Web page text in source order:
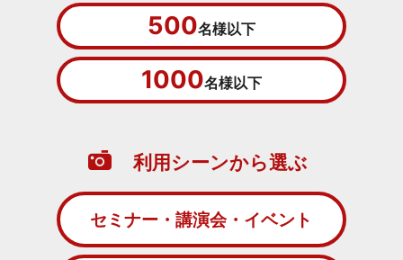
500名様以下
1000名様以下
利用シーンから選ぶ
セミナー・講演会・イベント